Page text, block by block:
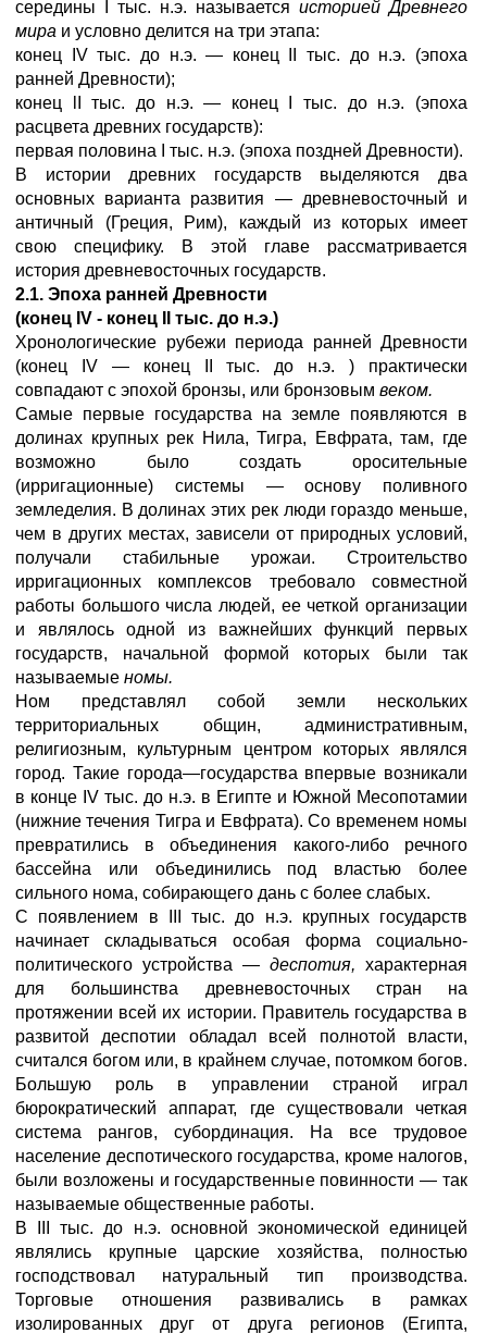
середины I тыс. н.э. называется историей Древнего
мира и условно делится на три этапа:
конец IV тыс. до н.э. — конец II тыс. до н.э. (эпоха
ранней Древности);
конец lI тыс. до н.э. — конец I тыс. до н.э. (эпоха
расцвета древних государств):
первая половина I тыс. н.э. (эпоха поздней Древности).
В истории древних государств выделяются два
основных варианта развития — древневосточный и
античный (Греция, Рим), каждый из которых имеет
свою специфику. В этой главе рассматривается
история древневосточных государств.
2.1. Эпоха ранней Древности
(конец IV - конец II тыс. до н.э.)
Хронологические рубежи периода ранней Древности
(конец IV — конец II тыс. до н.э. ) практически
совпадают с эпохой бронзы, или бронзовым веком.
Самые первые государства на земле появляются в
долинах крупных рек Нила, Тигра, Евфрата, там, где
возможно было создать оросительные
(ирригационные) системы — основу поливного
земледелия. В долинах этих рек люди гораздо меньше,
чем в других местах, зависели от природных условий,
получали стабильные урожаи. Строительство
ирригационных комплексов требовало совместной
работы большого числа людей, ее четкой организации
и являлось одной из важнейших функций первых
государств, начальной формой которых были так
называемые номы.
Ном представлял собой земли нескольких
территориальных общин, административным,
религиозным, культурным центром которых являлся
город. Такие города—государства впервые возникали
в конце IV тыс. до н.э. в Египте и Южной Месопотамии
(нижние течения Тигра и Евфрата). Со временем номы
превратились в объединения какого-либо речного
бассейна или объединились под властью более
сильного нома, собирающего дань с более слабых.
С появлением в III тыс. до н.э. крупных государств
начинает складываться особая форма социально-
политического устройства — деспотия, характерная
для большинства древневосточных стран на
протяжении всей их истории. Правитель государства в
развитой деспотии обладал всей полнотой власти,
считался богом или, в крайнем случае, потомком богов.
Большую роль в управлении страной играл
бюрократический аппарат, где существовали четкая
система рангов, субординация. На все трудовое
население деспотического государства, кроме налогов,
были возложены и государственные повинности — так
называемые общественные работы.
В III тыс. до н.э. основной экономической единицей
являлись крупные царские хозяйства, полностью
господствовал натуральный тип производства.
Торговые отношения развивались в рамках
изолированных друг от друга регионов (Египта,